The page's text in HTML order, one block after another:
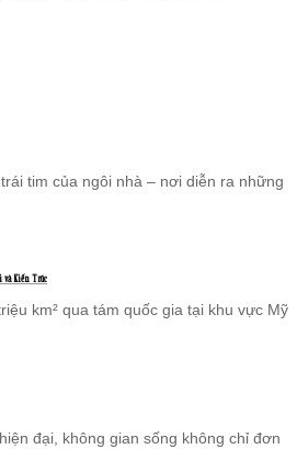
tim của ngôi nhà – nơi diễn ra những
và Kiến Trúc
km² qua tám quốc gia tại khu vực Mỹ
đại, không gian sống không chỉ đơn